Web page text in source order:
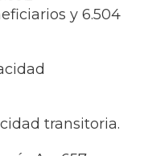
y 6.504
transitoria.